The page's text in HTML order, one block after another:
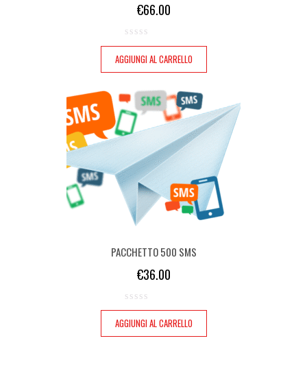
€66.00
AGGIUNGI AL CARRELLO
PACCHETTO 500 SMS
€36.00
AGGIUNGI AL CARRELLO